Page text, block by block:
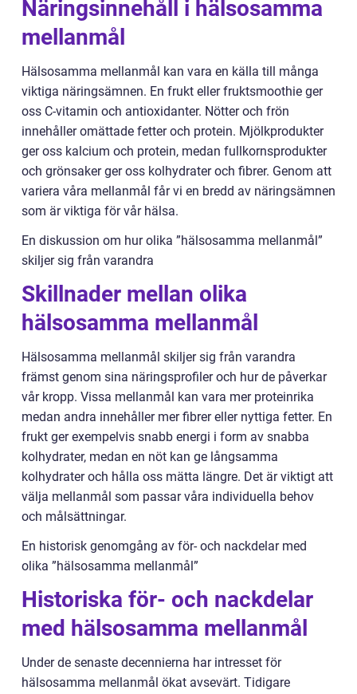
Näringsinnehåll i hälsosamma
mellanmål
Hälsosamma mellanmål kan vara en källa till många
viktiga näringsämnen. En frukt eller fruktsmoothie ger
oss C-vitamin och antioxidanter. Nötter och frön
innehåller omättade fetter och protein. Mjölkprodukter
ger oss kalcium och protein, medan fullkornsprodukter
och grönsaker ger oss kolhydrater och fibrer. Genom att
variera våra mellanmål får vi en bredd av näringsämnen
som är viktiga för vår hälsa.
En diskussion om hur olika ”hälsosamma mellanmål”
skiljer sig från varandra
Skillnader mellan olika
hälsosamma mellanmål
Hälsosamma mellanmål skiljer sig från varandra
främst genom sina näringsprofiler och hur de påverkar
vår kropp. Vissa mellanmål kan vara mer proteinrika
medan andra innehåller mer fibrer eller nyttiga fetter. En
frukt ger exempelvis snabb energi i form av snabba
kolhydrater, medan en nöt kan ge långsamma
kolhydrater och hålla oss mätta längre. Det är viktigt att
välja mellanmål som passar våra individuella behov
och målsättningar.
En historisk genomgång av för- och nackdelar med
olika ”hälsosamma mellanmål”
Historiska för- och nackdelar
med hälsosamma mellanmål
Under de senaste decennierna har intresset för
hälsosamma mellanmål ökat avsevärt. Tidigare